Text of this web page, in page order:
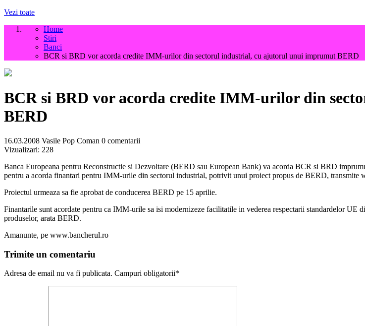
Vezi toate
Home
Stiri
Banci
BCR si BRD vor acorda credite IMM-urilor din sectorul industrial, cu ajutorul unui imprumut BERD
BCR si BRD vor acorda credite IMM-urilor din
BERD
16.03.2008 Vasile Pop Coman 0 comentarii
Vizualizari: 228
Banca Europeana pentru Reconstructie si Dezvoltare (BERD sau European Bank) va acorda BCR si BRD
pentru a acorda finantari pentru IMM-urile din sectorul industrial, potrivit unui proiect propus de BERD, transmite
Proiectul urmeaza sa fie aprobat de conducerea BERD pe 15 aprilie.
Finantarile sunt acordate pentru ca IMM-urile sa isi modernizeze facilitatile in vederea respectarii standardelor
produselor, arata BERD.
Amanunte, pe www.bancherul.ro
Trimite un comentariu
Adresa de email nu va fi publicata. Campuri obligatorii*